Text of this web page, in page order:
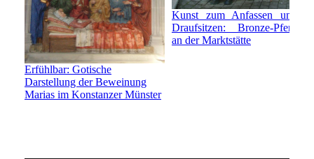
Erfühlbar: Gotische
Darstellung der Beweinung
Marias im Konstanzer Münster
Kunst zum Anfassen und
Draufsitzen: Bronze-Pferd
an der Marktstätte